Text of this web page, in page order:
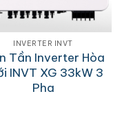
INVERTER INVT
Tần Inverter Hòa
INVT XG 33kW 3
Pha